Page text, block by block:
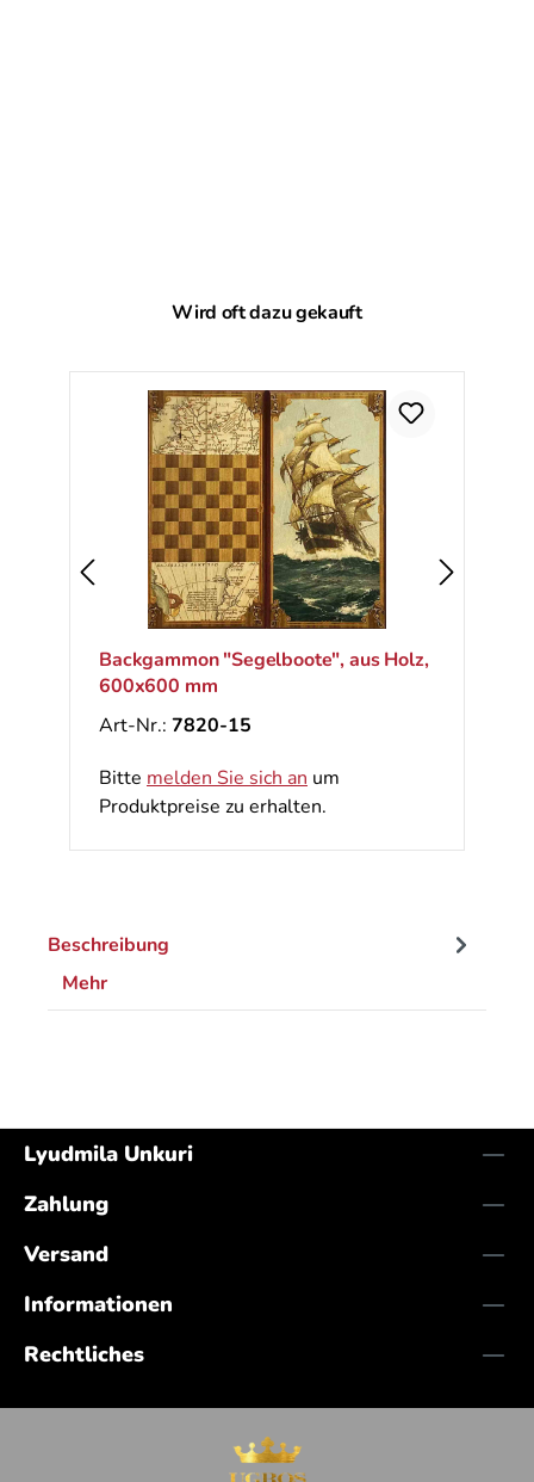
Produktgalerie überspringen
Wird oft dazu gekauft
Backgammon "Segelboote", aus Holz,
600x600 mm
Art-Nr.: 7820-15
Bitte melden Sie sich an um
Produktpreise zu erhalten.
Beschreibung
Mehr
Lyudmila Unkuri
Zahlung
Versand
Informationen
Rechtliches